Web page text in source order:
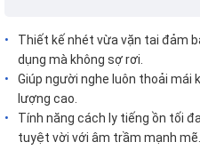
Thiết kế nhét vừa vặn tai đảm
dụng mà không sợ rơi.
Giúp người nghe luôn thoải
lượng cao.
Tính năng cách ly tiếng ồn tối
tuyệt vời với âm trầm mạnh mẽ.